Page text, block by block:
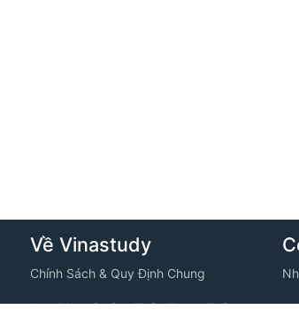
Về Vinastudy
Chính Sách & Quy Định Chung
Quy Định Và Hình Thức Thanh Toán